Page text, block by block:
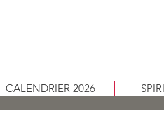
CALENDRIER 2026